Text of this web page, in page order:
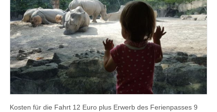
Kosten für die Fahrt 12 Euro plus Erwerb des Ferienpasses 9